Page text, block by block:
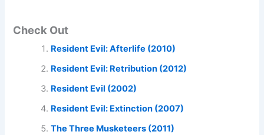
Check Out
Resident Evil: Afterlife (2010)
Resident Evil: Retribution (2012)
Resident Evil (2002)
Resident Evil: Extinction (2007)
The Three Musketeers (2011)